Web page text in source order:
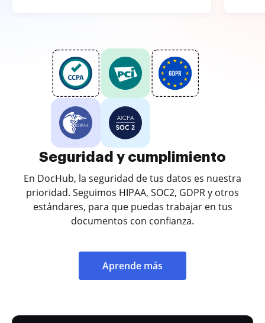
Seguridad y cumplimiento
En DocHub, la seguridad de tus datos es nuestra
prioridad. Seguimos HIPAA, SOC2, GDPR y otros
estándares, para que puedas trabajar en tus
documentos con confianza.
Aprende más